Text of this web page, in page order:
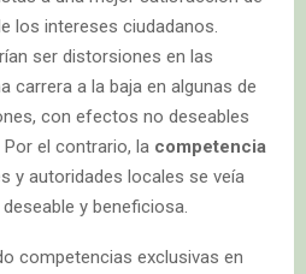
los intereses ciudadanos.
ser distorsiones en las
carrera a la baja en algunas de
con efectos no deseables
. Por el contrario, la competencia
y autoridades locales se veía
y beneficiosa.
competencias exclusivas en